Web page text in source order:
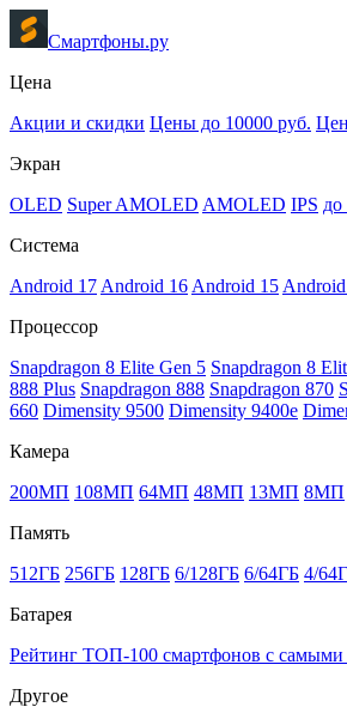
Смартфоны.ру
Цена
Акции и скидки Цены до 10000 руб.
Экран
OLED Super AMOLED AMOLED IPS
Система
Android 17 Android 16 Android 15
Процессор
Snapdragon 8 Elite Gen 5 Snapdragon 8
888 Plus Snapdragon 888 Snapdragon 870
660 Dimensity 9500 Dimensity 9400e
Камера
200МП 108МП 64МП 48МП 13МП 8МП
Память
512ГБ 256ГБ 128ГБ 6/128ГБ 6/64ГБ 4/
Батарея
Рейтинг ТОП-100 смартфонов с
Другое